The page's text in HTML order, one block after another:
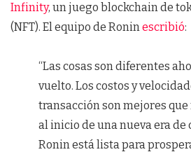
Infinity, un juego blockchain de
(NFT). El equipo de Roninescribió:
“Las cosas son diferentes
vuelto. Los costos y
transacción son mejores que
al inicio de una nueva era de
Ronin está lista para